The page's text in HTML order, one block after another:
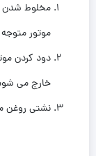
مخلوط شدن
موتور
دود کردن
خارج می
نشتی روغن